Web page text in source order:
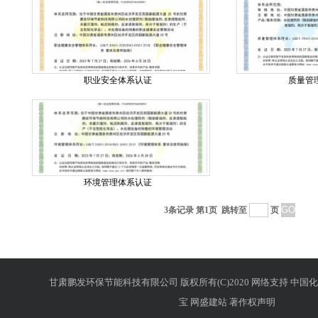
职业安全体系认证 质量管
环境管理体系认证
3条记录 第1页 跳转至 页
甘肃鹏发环保节能科技有限公司 版权所有(C)2020 网络支持 中国
宝 网盛建站 著作权声明